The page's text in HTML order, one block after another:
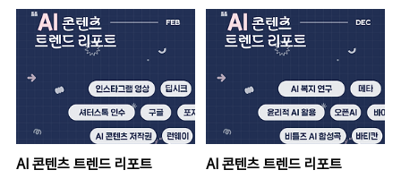
AI 콘텐츠 트렌드 리포트 AI 콘텐츠 트렌드 리포트